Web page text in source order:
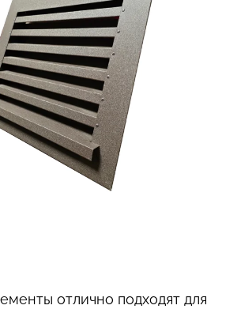
отлично подходят для